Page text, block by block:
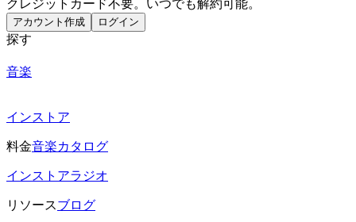
クレジットカード不要。いつでも解約可能。
アカウント作成 ログイン
探す
音楽
インストア
料金音楽カタログ
インストアラジオ
リソースブログ